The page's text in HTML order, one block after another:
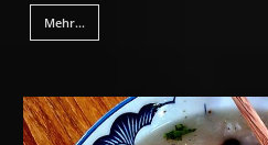
Mehr...